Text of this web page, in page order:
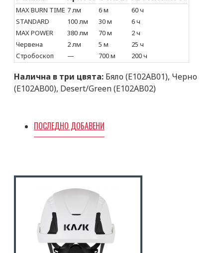
MAX BURN TIME 7 лм 6 м
60 ч
STANDARD
100 лм 30 м
6 ч
MAX POWER
380 лм 70 м
2 ч
Червена
2 лм 5 м
25 ч
Стробоскоп
— 700 м 200 ч
Налична в три цвята: Бяло (E102AB01), Черно
(E102AB00), Desert/Green (E102AB02)
ПОСЛЕДНО ДОБАВЕНИ